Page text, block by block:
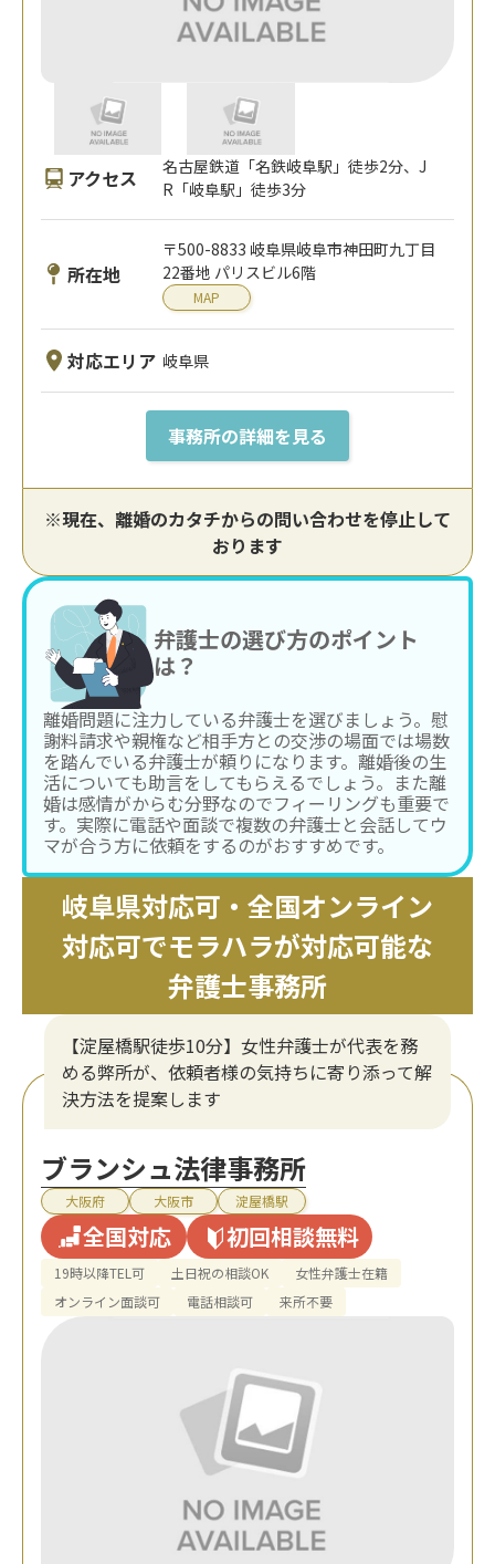
アクセス
名古屋鉄道「名鉄岐阜駅」徒歩2分、J
R「岐阜駅」徒歩3分
所在地
〒500-8833 岐阜県岐阜市神田町九丁目
22番地 パリスビル6階
MAP
対応エリア 岐阜県
事務所の詳細を見る
※現在、離婚のカタチからの問い合わせを停止して
おります
弁護士の選び方のポイント
は？
離婚問題に注力している弁護士を選びましょう。慰
謝料請求や親権など相手方との交渉の場面では場数
を踏んでいる弁護士が頼りになります。離婚後の生
活についても助言をしてもらえるでしょう。また離
婚は感情がからむ分野なのでフィーリングも重要で
す。実際に電話や面談で複数の弁護士と会話してウ
マが合う方に依頼をするのがおすすめです。
岐阜県対応可・全国オンライン
対応可でモラハラが対応可能な
弁護士事務所
【淀屋橋駅徒歩10分】女性弁護士が代表を務
める弊所が、依頼者様の気持ちに寄り添って解
決方法を提案します
ブランシュ法律事務所
大阪府 大阪市 淀屋橋駅
全国対応 初回相談無料
19時以降TEL可 土日祝の相談OK
女性弁護士在籍
オンライン面談可
電話相談可 来所不要